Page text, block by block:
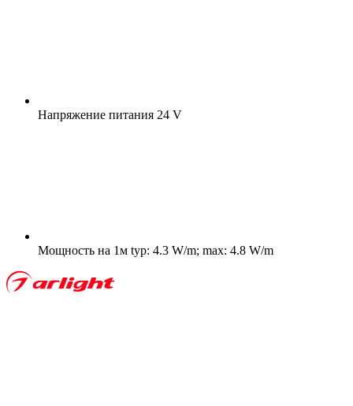
Напряжение питания 24 V
Мощность на 1м typ: 4.3 W/m; max: 4.8 W/m